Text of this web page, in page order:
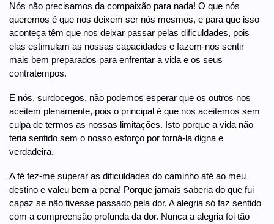
Nós não precisamos da compaixão para nada! O que nós
queremos é que nos deixem ser nós mesmos, e para que isso
aconteça têm que nos deixar passar pelas dificuldades, pois
elas estimulam as nossas capacidades e fazem-nos sentir
mais bem preparados para enfrentar a vida e os seus
contratempos.
E nós, surdocegos, não podemos esperar que os outros nos
aceitem plenamente, pois o principal é que nos aceitemos sem
culpa de termos as nossas limitações. Isto porque a vida não
teria sentido sem o nosso esforço por torná-la digna e
verdadeira.
A fé fez-me superar as dificuldades do caminho até ao meu
destino e valeu bem a pena! Porque jamais saberia do que fui
capaz se não tivesse passado pela dor. A alegria só faz sentido
com a compreensão profunda da dor. Nunca a alegria foi tão